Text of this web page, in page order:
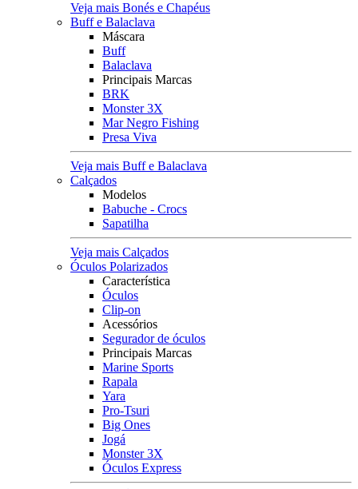
Veja mais Bonés e Chapéus
Buff e Balaclava
Máscara
Buff
Balaclava
Principais Marcas
BRK
Monster 3X
Mar Negro Fishing
Presa Viva
Veja mais Buff e Balaclava
Calçados
Modelos
Babuche - Crocs
Sapatilha
Veja mais Calçados
Óculos Polarizados
Característica
Óculos
Clip-on
Acessórios
Segurador de óculos
Principais Marcas
Marine Sports
Rapala
Yara
Pro-Tsuri
Big Ones
Jogá
Monster 3X
Óculos Express